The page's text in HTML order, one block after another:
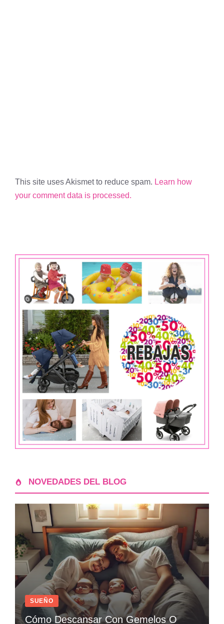
This site uses Akismet to reduce spam. Learn how
your comment data is processed.
NOVEDADES DEL BLOG
SUEÑO
Cómo Descansar Con Gemelos O